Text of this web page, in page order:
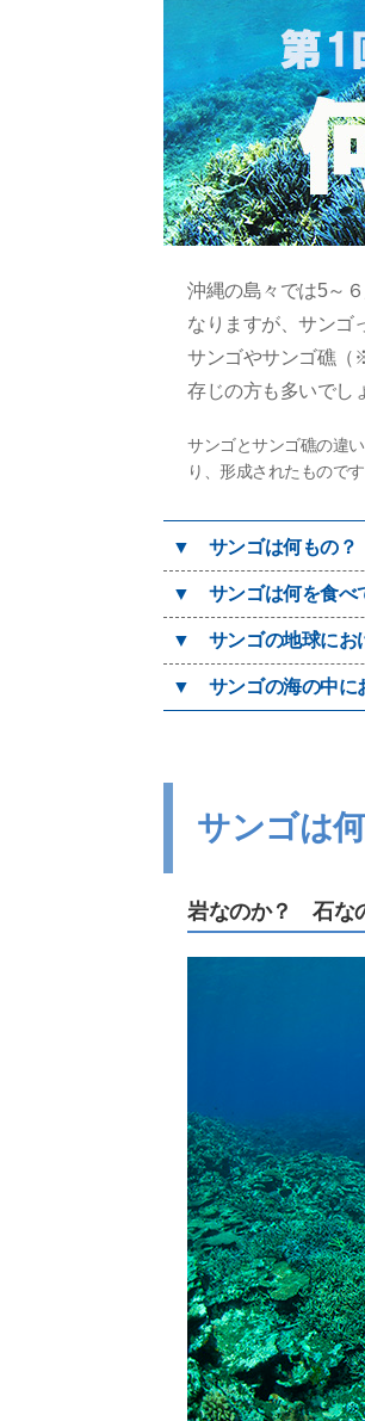
沖縄の島々では5～
なりますが、サンゴ
サンゴやサンゴ礁（
存じの方も多いでし
サンゴとサンゴ礁の違
り、形成されたものです
▼ サンゴは何もの
▼ サンゴは何を食べ
▼ サンゴの地球にお
▼ サンゴの海の中に
サンゴは
岩なのか？ 石な